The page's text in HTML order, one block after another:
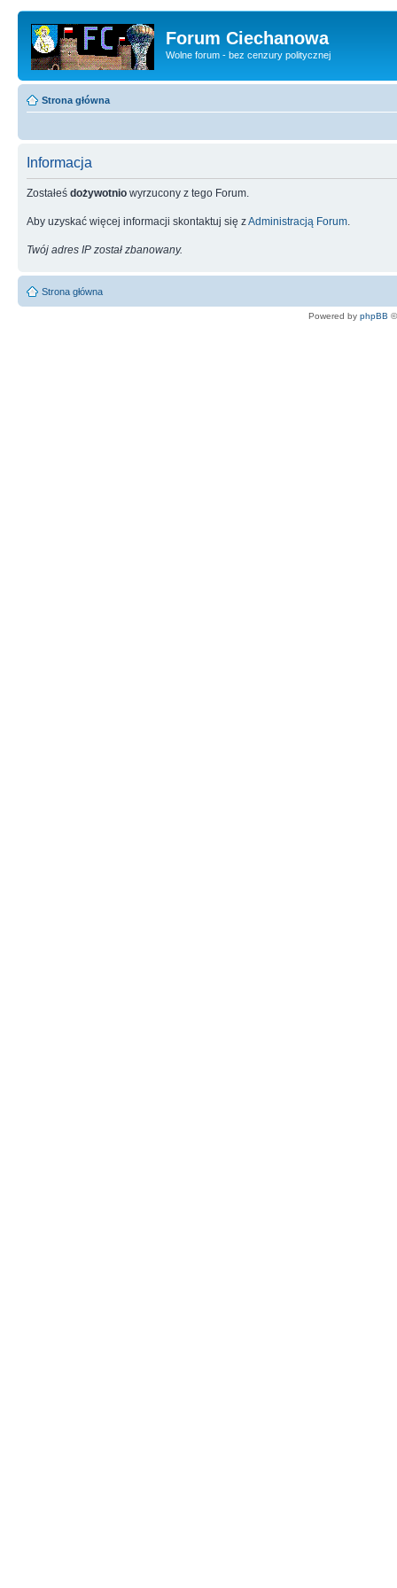
Forum Ciechanowa
Wolne forum - bez cenzury politycznej
Strona główna
Informacja
Zostałeś dożywotnio wyrzucony z tego Forum.
Aby uzyskać więcej informacji skontaktuj się zAdministracją Forum
Twój adres IP został zbanowany.
Strona główna
Powered by phpBB